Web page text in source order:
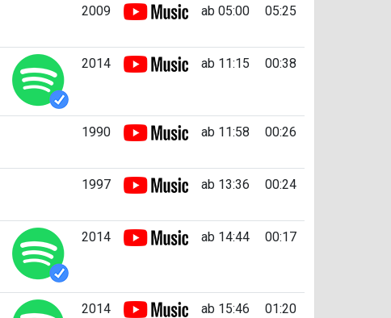
2009 ab 05:00 05:25
2014 ab 11:15 00:38
1990 ab 11:58 00:26
1997 ab 13:36 00:24
2014 ab 14:44 00:17
2014 ab 15:46 01:20